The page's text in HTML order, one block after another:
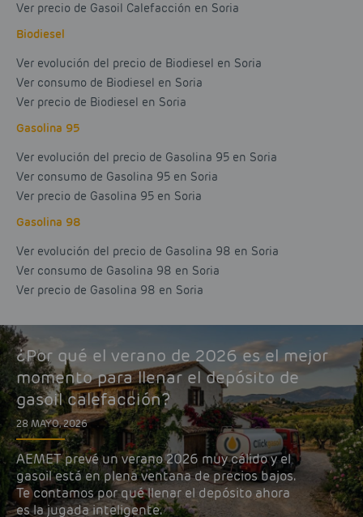
Ver precio de Gasoil Calefacción en Soria
Biodiesel
Ver evolución del precio de Biodiesel en Soria
Ver consumo de Biodiesel en Soria
Ver precio de Biodiesel en Soria
Gasolina 95
Ver evolución del precio de Gasolina 95 en Soria
Ver consumo de Gasolina 95 en Soria
Ver precio de Gasolina 95 en Soria
Gasolina 98
Ver evolución del precio de Gasolina 98 en Soria
Ver consumo de Gasolina 98 en Soria
Ver precio de Gasolina 98 en Soria
¿Por qué el verano de 2026 es el mejor
momento para llenar el depósito de
gasoil calefacción?
28 MAYO, 2026
AEMET prevé un verano 2026 muy cálido y el
gasoil está en plena ventana de precios bajos.
Te contamos por qué llenar el depósito ahora
es la jugada inteligente.